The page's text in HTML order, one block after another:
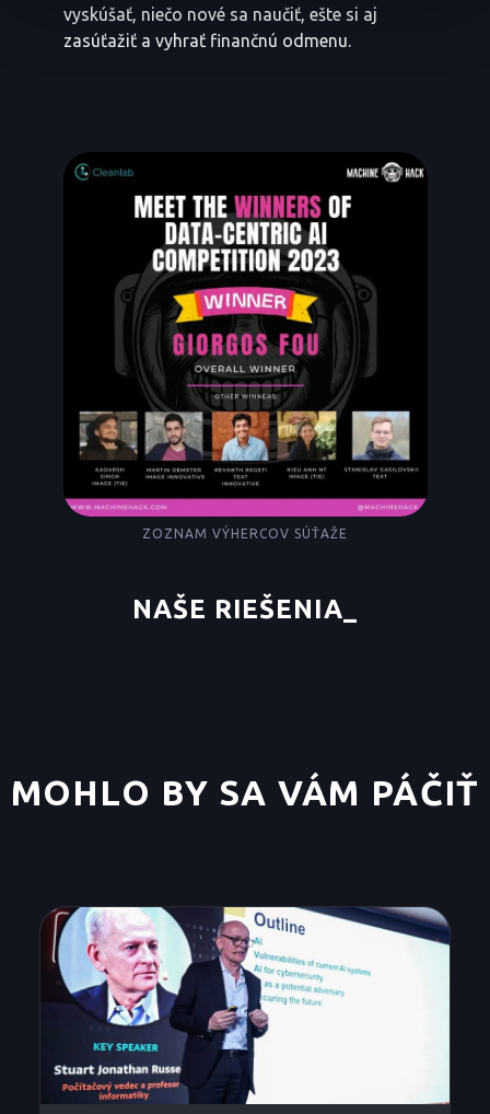
vyskúšať, niečo nové sa naučiť, ešte si aj
zasúťažiť a vyhrať finančnú odmenu.
ZOZNAM VÝHERCOV SÚŤAŽE
NAŠE RIEŠENIA
MOHLO BY SA VÁM PÁČIŤ